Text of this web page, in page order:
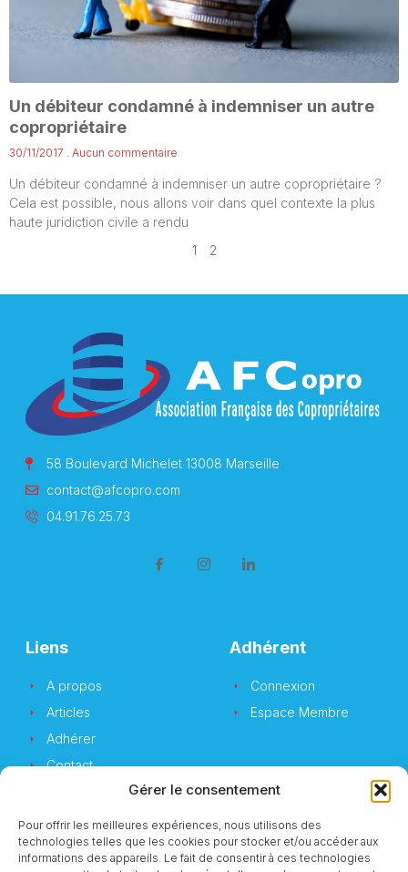
Gérer le consentement
Pour offrir les meilleures expériences, nous utilisons des
technologies telles que les cookies pour stocker et/ou accéder aux
informations des appareils. Le fait de consentir à ces technologies
Un débiteur condamné à indemniser un autre
copropriétaire
30/11/2017 Aucun commentaire
Un débiteur condamné à indemniser un autre copropriétaire ?
Cela est possible, nous allons voir dans quel contexte la plus
haute juridiction civile a rendu
1
2
58 Boulevard Michelet 13008 Marseille
contact@afcopro.com
04.91.76.25.73
Liens
A propos
Articles
Adhérer
Contact
Adhérent
Connexion
Espace Membre
Newsletter